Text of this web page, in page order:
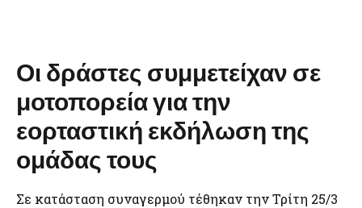
Οι δράστες συμμετείχαν σε
μοτοπορεία για την
εορταστική εκδήλωση της
ομάδας τους
Σε κατάσταση συναγερμού τέθηκαν την Τρίτη 25/3